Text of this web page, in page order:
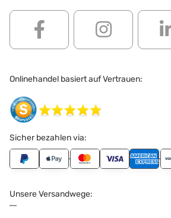
Onlinehandel basiert auf Vertrauen:
Sicher bezahlen via:
Unsere Versandwege: